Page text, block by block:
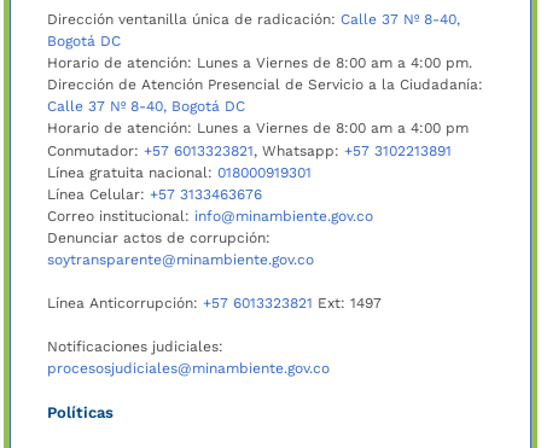
Dirección ventanilla única de radicación: Calle 37 Nº 8-40,
Bogotá DC
Horario de atención: Lunes a Viernes de 8:00 am a 4:00 pm.
Dirección de Atención Presencial de Servicio a la Ciudadanía:
Calle 37 Nº 8-40, Bogotá DC
Horario de atención: Lunes a Viernes de 8:00 am a 4:00 pm
Conmutador: +57 6013323821, Whatsapp: +57 3102213891
Línea gratuita nacional: 018000919301
Línea Celular: +57 3133463676
Correo institucional: info@minambiente.gov.co
Denunciar actos de corrupción:
soytransparente@minambiente.gov.co
Línea Anticorrupción: +57 6013323821 Ext: 1497
Notificaciones judiciales:
procesosjudiciales@minambiente.gov.co
Políticas